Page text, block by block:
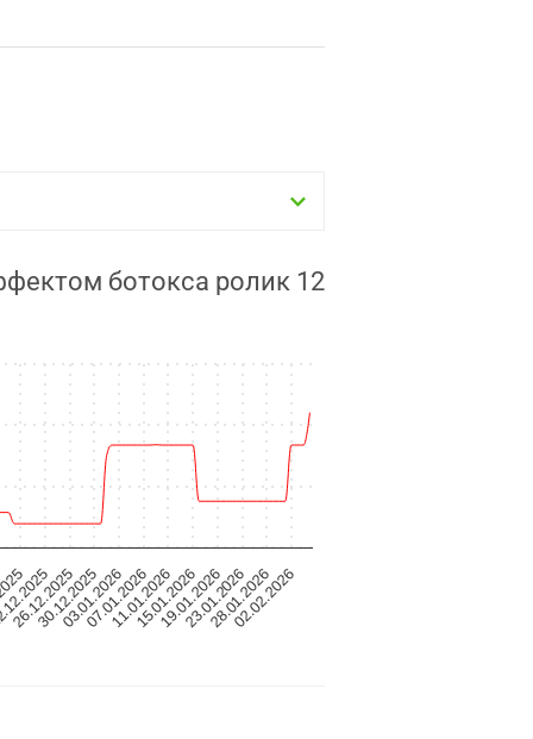
ботокса ролик 12
26.12.2025
30.12.2025
03.01.2026
07.01.2026
11.01.2026
15.01.2026
19.01.2026
23.01.2026
28.01.2026
02.02.2026